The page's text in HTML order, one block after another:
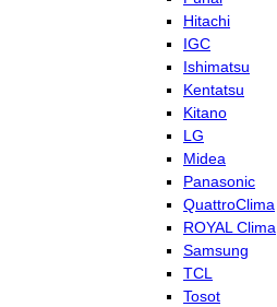
Hitachi
IGC
Ishimatsu
Kentatsu
Kitano
LG
Midea
Panasonic
QuattroClima
ROYAL Clima
Samsung
TCL
Tosot